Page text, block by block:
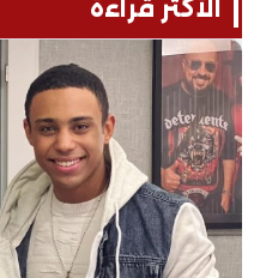
الأكثر قراءة